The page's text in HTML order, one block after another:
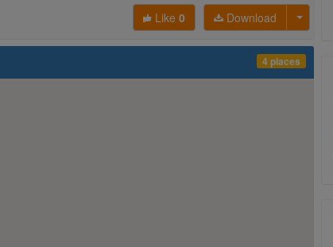
Download
Like 0
4 places